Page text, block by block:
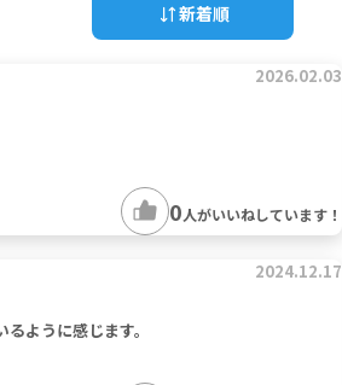
新着順
2026.02.03
0人がいいねしています！
2024.12.17
ように感じます。